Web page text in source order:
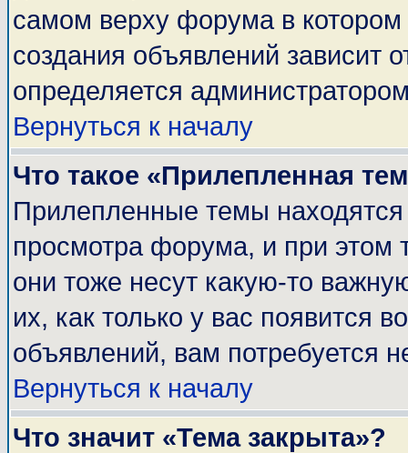
самом верху форума в
создания объявлений зависит
определяется
Вернуться к началу
Что такое «Прилепленная
Прилепленные темы
просмотра форума, и при этом
они тоже несут какую-то
их, как только у вас появится
объявлений, вам потребуется
Вернуться к началу
Что значит «Тема закрыта»?